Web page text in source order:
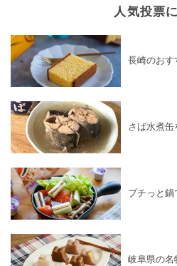
人気投票
長崎のおす
さば水煮缶
プチっと鍋
岐阜県の名